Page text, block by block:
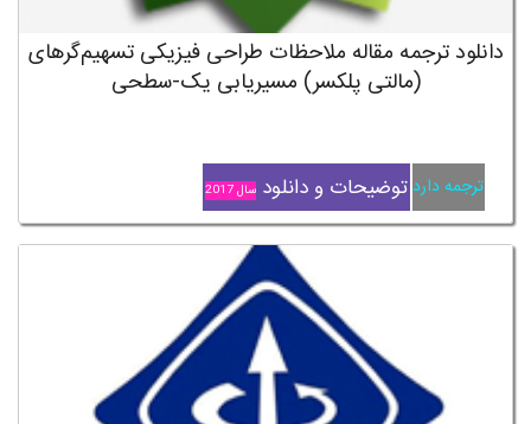
دانلود ترجمه مقاله ملاحظات طراحی فیزیکی تسهیم‌گرهای
(مالتی پلکسر) مسیریابی یک-سطحی
ترجمه دارد توضیحات و دانلود سال 2017